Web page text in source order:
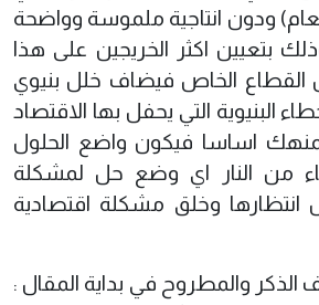
ودون انتاجية ملموسة وواضحة
بتعيين اكثر الخريجين على هذا
القطاع الخاص فيضاف خلل بنيوي
البنيوية التي يحفل بها الاقتصاد
اساسا فيكون واضع الحلول
من النار اي وضع حل لمشكلة
انتظارها وخلق مشكلة اقتصادية
الذكر والمطروح في بداية المقال :